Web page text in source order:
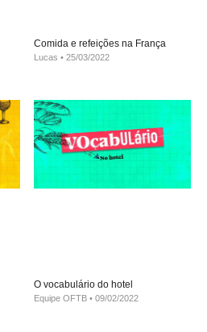
Comida e refeições na França
Lucas 25/03/2022
O vocabulário do hotel
Equipe OFTB 09/02/2022